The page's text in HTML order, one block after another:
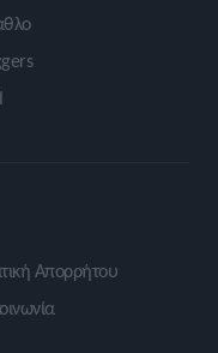
Απορρήτου